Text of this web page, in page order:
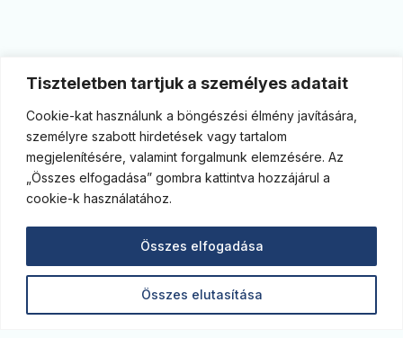
Tiszteletben tartjuk a személyes adatait
Cookie-kat használunk a böngészési élmény javítására,
személyre szabott hirdetések vagy tartalom
megjelenítésére, valamint forgalmunk elemzésére. Az
„Összes elfogadása” gombra kattintva hozzájárul a
cookie-k használatához.
Összes elutasítása
Összes elfogadása